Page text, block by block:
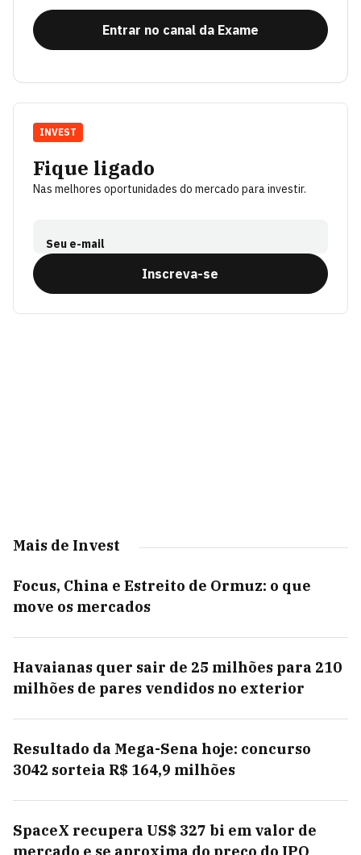
Entrar no canal da Exame
Fique ligado
Nas melhores oportunidades do mercado para investir.
Seu e-mail
Inscreva-se
INVEST
Mais de Invest
Focus, China e Estreito de Ormuz: o que
move os mercados
Havaianas quer sair de 25 milhões para 210
milhões de pares vendidos no exterior
Resultado da Mega-Sena hoje: concurso
3042 sorteia R$ 164,9 milhões
SpaceX recupera US$ 327 bi em valor de